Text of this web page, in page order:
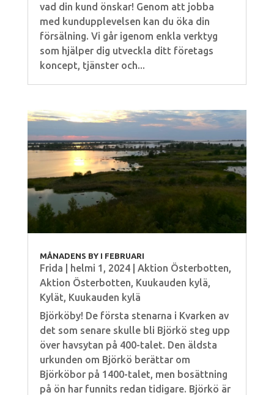
vad din kund önskar! Genom att jobba
med kundupplevelsen kan du öka din
försälning. Vi går igenom enkla verktyg
som hjälper dig utveckla ditt företags
koncept, tjänster och...
MÅNADENS BY I FEBRUARI
Frida helmi 1, 2024| Aktion Österbotten,
Aktion Österbotten, Kuukauden kylä,
Kylät, Kuukauden kylä
Björköby! De första stenarna i Kvarken av
det som senare skulle bli Björkö steg upp
över havsytan på 400-talet. Den äldsta
urkunden om Björkö berättar om
Björköbor på 1400-talet, men bosättning
på ön har funnits redan tidigare. Björkö är